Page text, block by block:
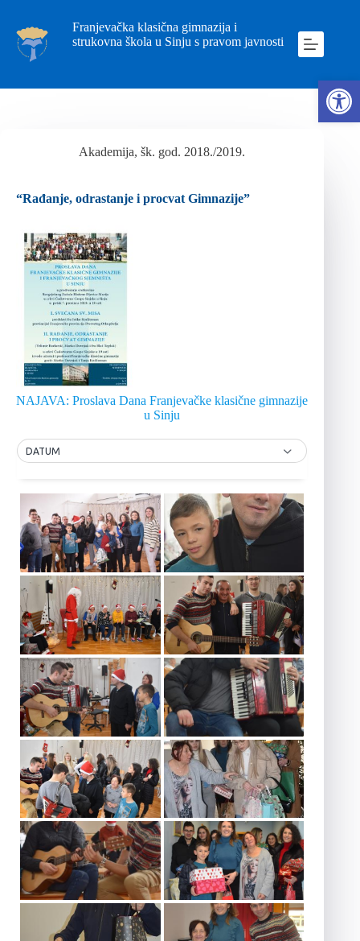
Franjevačka klasična gimnazija i
strukovna škola u Sinju s pravom javnosti
Akademija, šk. god. 2018./2019.
“Rađanje, odrastanje i procvat Gimnazije”
NAJAVA: Proslava Dana Franjevačke klasične gimnazije
u Sinju
DATUM